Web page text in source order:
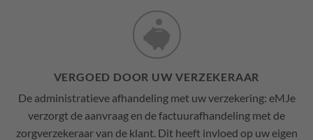
VERGOED DOOR UW VERZEKERAAR
De administratieve afhandeling met uw verzekering: eMJe
verzorgt de aanvraag en de factuurafhandeling met de
zorgverzekeraar van de klant. Dit heeft invloed op uw eigen